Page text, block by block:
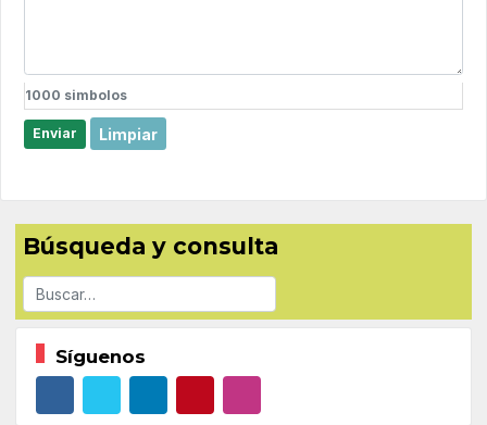
1000 simbolos
Enviar Limpiar
Búsqueda y consulta
Buscar
Síguenos